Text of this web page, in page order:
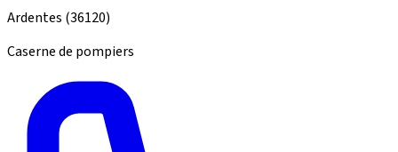
Ardentes (36120)
Caserne de pompiers